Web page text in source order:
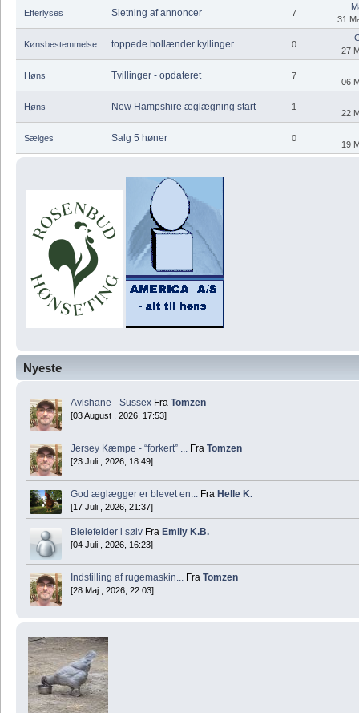
Nyeste
Avlshane - Sussex Fra Tomzen
[03 August , 2026, 17:53]
Jersey Kæmpe - “forkert” ... Fra Tomzen
[23 Juli , 2026, 18:49]
God æglægger er blevet en... Fra Helle K.
[17 Juli , 2026, 21:37]
Bielefelder i sølv Fra Emily K.B.
[04 Juli , 2026, 16:23]
Indstilling af rugemaskin... Fra Tomzen
[28 Maj , 2026, 22:03]
Efterlyses Sletning af annoncer 7
31
Kønsbestemmelse toppede hollænder kyllinger.. 0
27
Høns Tvillinger - opdateret 7
06
Høns New Hampshire æglægning start 1
22
Sælges Salg 5 høner 0
19